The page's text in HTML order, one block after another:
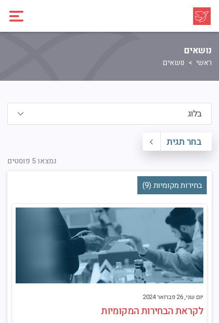
נושאים
ראשי נושאים
בחר תגית
נמצאו 5 פוסטים
בחירות מקומיות (9)
יום שני, 26 פברואר 2024
לקראת הבחירות המקומיות